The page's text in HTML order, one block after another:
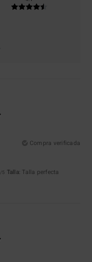
Compra verificada
/5 Talla: Talla perfecta